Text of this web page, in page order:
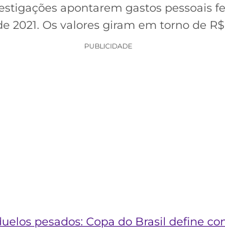
apontarem gastos pessoais
2021. Os valores giram em torno de
PUBLICIDADE
pesados: Copa do Brasil define